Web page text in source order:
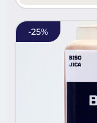
-25%